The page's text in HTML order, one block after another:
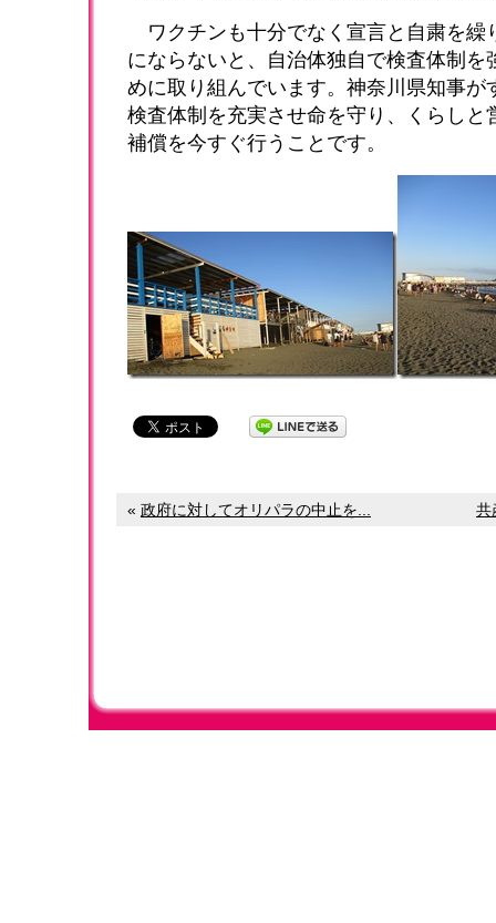
ワクチンも十分でなく宣言と自粛を繰
にならないと、自治体独自で検査体制を
めに取り組んでいます。神奈川県知事が
検査体制を充実させ命を守り、くらしと
補償を今すぐ行うことです。
« 政府に対してオリパラの中止を... 共